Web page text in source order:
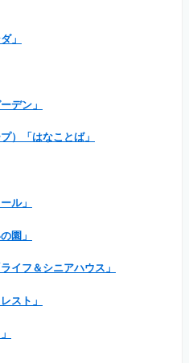
」
デン」
）「はなことば」
ル」
園」
イフ＆シニアハウス」
スト」